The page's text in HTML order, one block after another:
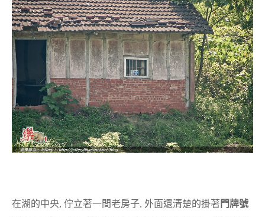
在湖的中央, 佇立著一間老房子, 外面還清楚的掛著 門牌號